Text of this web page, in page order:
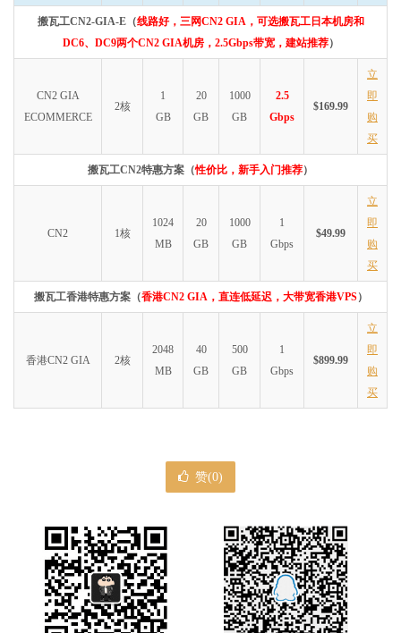
搬瓦工CN2-GIA-E（线路好，三网CN2 GIA，可选搬瓦工日本机房和
DC6、DC9两个CN2 GIA机房，2.5Gbps带宽，建站推荐）
CN2 GIA
ECOMMERCE
2核
1
GB
20
GB
1000
GB
2.5
Gbps
$169.99
立
即
购
买
搬瓦工CN2特惠方案（性价比，新手入门推荐）
CN2 1核
1024
MB
20
GB
1000
GB
1
Gbps
$49.99
立
即
购
买
搬瓦工香港特惠方案（香港CN2 GIA，直连低延迟，大带宽香港VPS）
香港CN2 GIA 2核
2048
MB
40
GB
500
GB
1
Gbps
$899.99
立
即
购
买
赞(0)